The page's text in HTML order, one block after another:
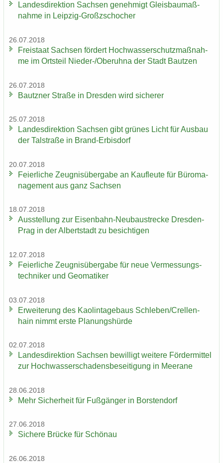
Lan­des­di­rek­ti­on Sach­sen ge­neh­migt Gleis­bau­maß­
nah­me in Leipzig-​Großzschocher
26.07.2018
Frei­staat Sach­sen för­dert Hoch­was­ser­schutz­maß­nah­
me im Orts­teil Nieder-​/Ober­uh­na der Stadt Baut­zen
26.07.2018
Bautz­ner Stra­ße in Dres­den wird si­che­rer
25.07.2018
Lan­des­di­rek­ti­on Sach­sen gibt grü­nes Licht für Aus­bau
der Tal­stra­ße in Brand-​Erbisdorf
20.07.2018
Fei­er­li­che Zeug­nis­über­ga­be an Kauf­leu­te für Bü­ro­ma­
nage­ment aus ganz Sach­sen
18.07.2018
Aus­stel­lung zur Eisenbahn-​Neubaustrecke Dresden-​
Prag in der Al­bert­stadt zu be­sich­ti­gen
12.07.2018
Fei­er­li­che Zeug­nis­über­ga­be für neue Ver­mes­sungs­
tech­ni­ker und Geo­ma­ti­ker
03.07.2018
Er­wei­te­rung des Kao­lin­ta­ge­baus Schle­ben/Crel­len­
hain nimmt erste Pla­nungs­hür­de
02.07.2018
Lan­des­di­rek­ti­on Sach­sen be­wil­ligt wei­te­re För­der­mit­tel
zur Hoch­was­ser­scha­dens­be­sei­ti­gung in Meer­a­ne
28.06.2018
Mehr Si­cher­heit für Fuß­gän­ger in Bors­ten­dorf
27.06.2018
Si­che­re Brü­cke für Schön­au
26.06.2018